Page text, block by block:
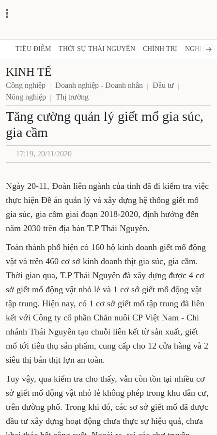
TIÊU ĐIỂM THỜI SỰ THÁI NGUYÊN CHÍNH TRỊ NGHỊ
KINH TẾ
Công nghiệp Doanh nghiệp - Doanh nhân
Đầu tư
Nông nghiệp
Thị trường
Tăng cường quản lý giết mổ gia súc,
gia cầm
17:19, 20/11/2020
Ngày 20-11, Đoàn liên ngành của tỉnh đã đi kiểm tra việc
thực hiện Đề án quản lý và xây dựng hệ thống giết mổ
gia súc, gia cầm giai đoạn 2018-2020, định hướng đến
năm 2030 trên địa bàn T.P Thái Nguyên.
Toàn thành phố hiện có 160 hộ kinh doanh giết mổ động
vật và trên 460 cơ sở kinh doanh thịt gia súc, gia cầm.
Thời gian qua, T.P Thái Nguyên đã xây dựng được 4 cơ
sở giết mổ động vật nhỏ lẻ và 1 cơ sở giết mổ động vật
tập trung. Hiện nay, có 1 cơ sở giết mổ tập trung đã liên
kết với Công ty cổ phần Chăn nuôi CP Việt Nam - Chi
nhánh Thái Nguyên tạo chuỗi liên kết từ sản xuất, giết
mổ tới tiêu thụ sản phẩm, cung cấp cho 12 cửa hàng và 2
siêu thị bán thịt lợn an toàn.
Tuy vậy, qua kiểm tra cho thấy, vẫn còn tồn tại nhiều cơ
sở giết mổ động vật nhỏ lẻ không phép trong khu dân cư,
trên đường phố. Trong khi đó, các sơ sở giết mổ đã được
đầu tư xây dựng hoạt động chưa thực sự hiệu quả, chưa